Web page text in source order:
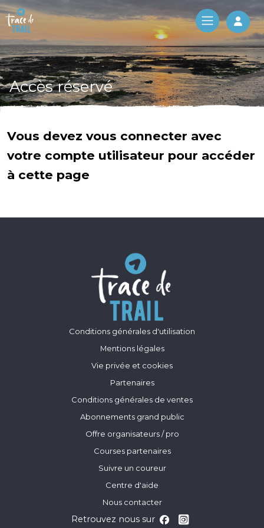
Log
Accès réservé
Vous devez vous connecter avec
votre compte utilisateur pour accéder
à cette page
Conditions générales d'utilisation
Mentions légales
Vie privée et cookies
Partenaires
Conditions générales de ventes
Abonnements grand public
Offre organisateurs / pro
Courses partenaires
Suivre un coureur
Centre d'aide
Nous contacter
Retrouvez nous sur